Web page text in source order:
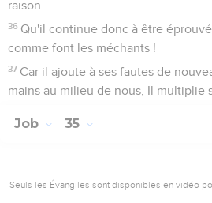
raison.
36 Qu'il continue donc à être
comme font les méchants !
37 Car il ajoute à ses fautes de
mains au milieu de nous, Il multiplie
Job 35
Seuls les Évangiles sont disponibles en vidéo